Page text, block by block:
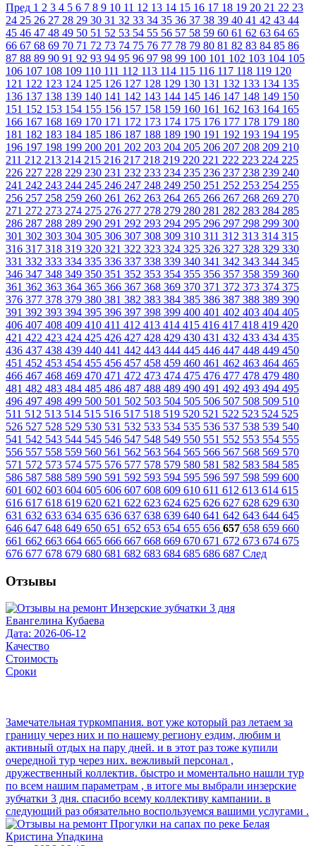
Пред 1 2 3 4 5 6 7 8 9 10 11 12 13 14 15 16 17 18 19 20 21 22 23
24 25 26 27 28 29 30 31 32 33 34 35 36 37 38 39 40 41 42 43 44
45 46 47 48 49 50 51 52 53 54 55 56 57 58 59 60 61 62 63 64 65
66 67 68 69 70 71 72 73 74 75 76 77 78 79 80 81 82 83 84 85 86
87 88 89 90 91 92 93 94 95 96 97 98 99 100 101 102 103 104 105
106 107 108 109 110 111 112 113 114 115 116 117 118 119 120
121 122 123 124 125 126 127 128 129 130 131 132 133 134 135
136 137 138 139 140 141 142 143 144 145 146 147 148 149 150
151 152 153 154 155 156 157 158 159 160 161 162 163 164 165
166 167 168 169 170 171 172 173 174 175 176 177 178 179 180
181 182 183 184 185 186 187 188 189 190 191 192 193 194 195
196 197 198 199 200 201 202 203 204 205 206 207 208 209 210
211 212 213 214 215 216 217 218 219 220 221 222 223 224 225
226 227 228 229 230 231 232 233 234 235 236 237 238 239 240
241 242 243 244 245 246 247 248 249 250 251 252 253 254 255
256 257 258 259 260 261 262 263 264 265 266 267 268 269 270
271 272 273 274 275 276 277 278 279 280 281 282 283 284 285
286 287 288 289 290 291 292 293 294 295 296 297 298 299 300
301 302 303 304 305 306 307 308 309 310 311 312 313 314 315
316 317 318 319 320 321 322 323 324 325 326 327 328 329 330
331 332 333 334 335 336 337 338 339 340 341 342 343 344 345
346 347 348 349 350 351 352 353 354 355 356 357 358 359 360
361 362 363 364 365 366 367 368 369 370 371 372 373 374 375
376 377 378 379 380 381 382 383 384 385 386 387 388 389 390
391 392 393 394 395 396 397 398 399 400 401 402 403 404 405
406 407 408 409 410 411 412 413 414 415 416 417 418 419 420
421 422 423 424 425 426 427 428 429 430 431 432 433 434 435
436 437 438 439 440 441 442 443 444 445 446 447 448 449 450
451 452 453 454 455 456 457 458 459 460 461 462 463 464 465
466 467 468 469 470 471 472 473 474 475 476 477 478 479 480
481 482 483 484 485 486 487 488 489 490 491 492 493 494 495
496 497 498 499 500 501 502 503 504 505 506 507 508 509 510
511 512 513 514 515 516 517 518 519 520 521 522 523 524 525
526 527 528 529 530 531 532 533 534 535 536 537 538 539 540
541 542 543 544 545 546 547 548 549 550 551 552 553 554 555
556 557 558 559 560 561 562 563 564 565 566 567 568 569 570
571 572 573 574 575 576 577 578 579 580 581 582 583 584 585
586 587 588 589 590 591 592 593 594 595 596 597 598 599 600
601 602 603 604 605 606 607 608 609 610 611 612 613 614 615
616 617 618 619 620 621 622 623 624 625 626 627 628 629 630
631 632 633 634 635 636 637 638 639 640 641 642 643 644 645
646 647 648 649 650 651 652 653 654 655 656 657 658 659 660
661 662 663 664 665 666 667 668 669 670 671 672 673 674 675
676 677 678 679 680 681 682 683 684 685 686 687 След
Отзывы
Евангелина Кубаева
Дата: 2026-06-12
Качество
Стоимость
Сроки
Замечательная туркомпания. вот уже который раз летаем за
границу через них и по нашему региону ездим, любим и
активный отдых на пару дней. и в этот раз тоже купили
очередной тур через них. вежливый персонал ,
дружественный коллектив. быстро и моментально нашли тур
по всем нашим параметрам , в итоге мы выбрали инзерские
зубчатки 3 дня. спасибо всему коллективу кампании. в
следующий раз обязательно воспользуемся вашими услугами .
Кристина Упадкина